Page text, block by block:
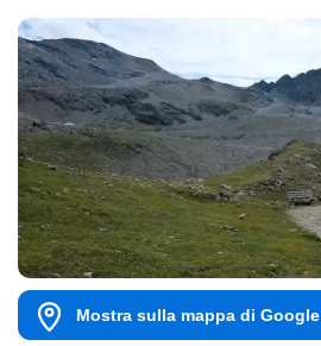
Mostra sulla mappa di Google